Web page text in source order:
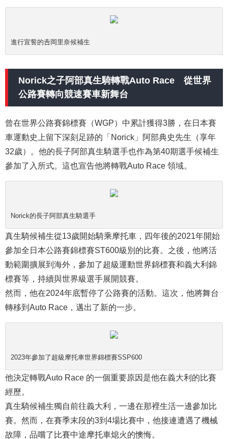
進行宣誓的𠮷 岡里奈候補生
Norick之子阿部真生騎轉戰Auto Race 從世界
公路賽轉向競速賽車新舞台
曾在世界公路賽錦標賽（WGP）中累計獲得3勝，在日本賽
車運動史上留下深刻足跡的「Norick」阿部典史先生（享年
32歲）。他的長子阿部真生騎選手也作為第40期選手候補生
參加了入所式。這也宣告他將轉戰Auto Race 領域。
Norick的長子阿部真生騎選手
真生騎候補生從13歲開始騎乘摩托車，四年後的2021年開始
參加全日本公路賽錦標賽ST600級別的比賽。之後，他將活
動範圍擴展到海外，參加了超級運動世界錦標賽和義大利錦
標賽等，持續與世界級選手展開競賽。
然而，他在2024年底暫停了公路賽的活動。這次，他將舞台
轉移到Auto Race，邁出了新的一步。
2023年參加了超級摩托車世界錦標賽SSP600
他決定轉戰Auto Race 的一個重要原因是他在義大利的比賽
經歷。
真生騎候補生獨自前往義大利，一邊在那裡生活一邊參加比
賽。然而，在賽季末段的3到4場比賽中，他接連遭遇了機械
故障，品嚐了比賽中途摩托車熄火的懊悔。